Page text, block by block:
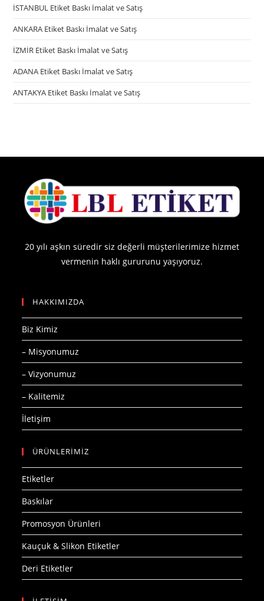
İSTANBUL Etiket Baskı İmalat ve Satış
ANKARA Etiket Baskı İmalat ve Satış
İZMİR Etiket Baskı İmalat ve Satış
ADANA Etiket Baskı İmalat ve Satış
ANTAKYA Etiket Baskı İmalat ve Satış
20 yılı aşkın süredir siz değerli müşterilerimize hizmet
vermenin haklı gururunu yaşıyoruz.
HAKKIMIZDA
Biz Kimiz
– Misyonumuz
– Vizyonumuz
– Kalitemiz
İletişim
ÜRÜNLERİMİZ
Etiketler
Baskılar
Promosyon Ürünleri
Kauçuk & Slikon Etiketler
Deri Etiketler